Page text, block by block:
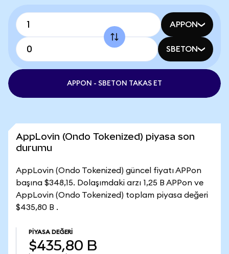
APPON
SBETON
APPON - SBETON TAKAS ET
AppLovin (Ondo Tokenized) piyasa son
durumu
AppLovin (Ondo Tokenized) güncel fiyatı APPon
başına $348,15. Dolaşımdaki arzı 1,25 B APPon ve
AppLovin (Ondo Tokenized) toplam piyasa değeri
$435,80 B .
PIYASA DEĞERI
$435,80 B